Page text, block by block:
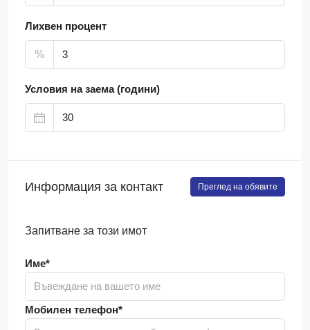
Лихвен процент
%
Условия на заема (години)
Информация за контакт Преглед на обявите
Запитване за този имот
Име*
Мобилен телефон*